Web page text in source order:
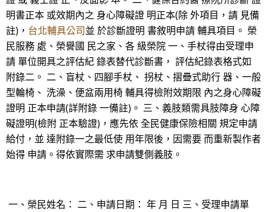
明書正本 或效期內之 身心障礙證 明正本(除 外項目，請 見備
註)， 台北輔具公司並 於診斷證明 書敘明申請 輔具項目。 榮
民服務 處、榮譽國 民之家、各 級榮院 一、手杖得由受理申
請 單位開具之評估紀 錄表替代診斷書， 評估紀錄表格式如
附錄二。 二、盲杖、四腳手杖、 拐杖、摺疊式助行 器、一般
型輪椅、 洗澡、便盆兩用椅 輔具得檢附效期限 內之身心障礙
證明 正本申請(詳附錄 一備註)。 三、義肢類需具肢障身 心障
礙證明(檢附 正本驗證)，應先依 全民健康保險相關 規定申請
給付，並 達附錄一之最低使 用年限後，因需要 而重新製作者
始得 申請。得依實際需 求申請雙側義肢。
一、榮民姓名： 二、申請日期： 年 月 日 三、受理申請單